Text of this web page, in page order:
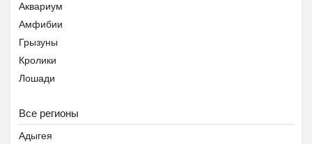
Аквариум
Амфибии
Грызуны
Кролики
Лошади
С/х животные
Хорьки
Все регионы
Адыгея